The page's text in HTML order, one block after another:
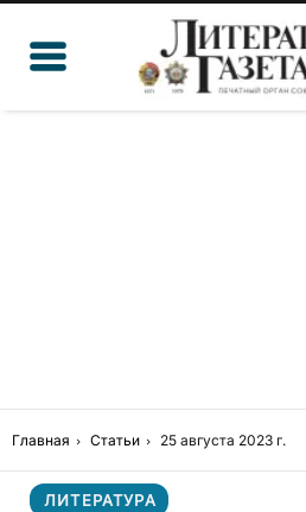
Главная Статьи 25 августа 2023 г.
ЛИТЕРАТУРА